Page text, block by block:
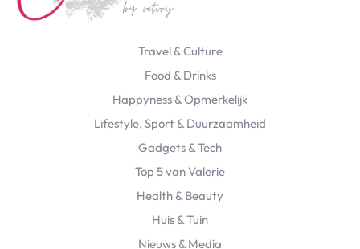
Travel & Culture
Food & Drinks
Happyness & Opmerkelijk
Lifestyle, Sport & Duurzaamheid
Gadgets & Tech
Top 5 van Valerie
Health & Beauty
Huis & Tuin
Nieuws & Media